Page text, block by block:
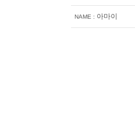
NAME : 아마이